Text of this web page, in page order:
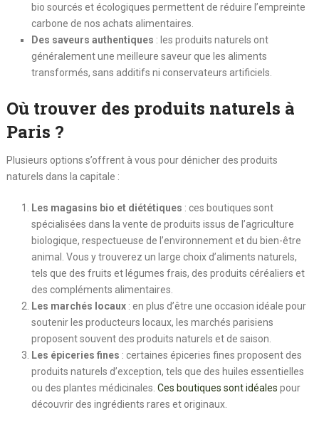
bio sourcés et écologiques permettent de réduire l’empreinte
carbone de nos achats alimentaires.
Des saveurs authentiques : les produits naturels ont
généralement une meilleure saveur que les aliments
transformés, sans additifs ni conservateurs artificiels.
Où trouver des produits naturels à
Paris ?
Plusieurs options s’offrent à vous pour dénicher des produits
naturels dans la capitale :
Les magasins bio et diététiques : ces boutiques sont
spécialisées dans la vente de produits issus de l’agriculture
biologique, respectueuse de l’environnement et du bien-être
animal. Vous y trouverez un large choix d’aliments naturels,
tels que des fruits et légumes frais, des produits céréaliers et
des compléments alimentaires.
Les marchés locaux: en plus d’être une occasion idéale pour
soutenir les producteurs locaux, les marchés parisiens
proposent souvent des produits naturels et de saison.
Les épiceries fines : certaines épiceries fines proposent des
produits naturels d’exception, tels que des huiles essentielles
ou des plantes médicinales. Ces boutiques sont idéales pour
découvrir des ingrédients rares et originaux.